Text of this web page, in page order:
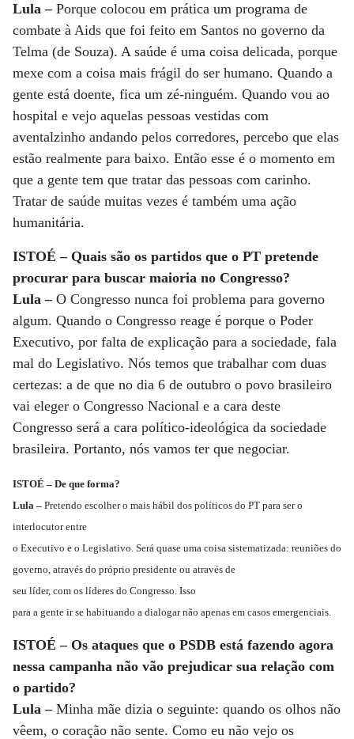
Lula –Porque colocou em prática um programa de
combate à Aids que foi feito em Santos no governo da
Telma (de Souza). A saúde é uma coisa delicada, porque
mexe com a coisa mais frágil do ser humano. Quando a
gente está doente, fica um zé-ninguém. Quando vou ao
hospital e vejo aquelas pessoas vestidas com
aventalzinho andando pelos corredores, percebo que elas
estão realmente para baixo. Então esse é o momento em
que a gente tem que tratar das pessoas com carinho.
Tratar de saúde muitas vezes é também uma ação
humanitária.
ISTOÉ – Quais são os partidos que o PT pretende
procurar para buscar maioria no Congresso?
Lula – O Congresso nunca foi problema para governo
algum. Quando o Congresso reage é porque o Poder
Executivo, por falta de explicação para a sociedade, fala
mal do Legislativo. Nós temos que trabalhar com duas
certezas: a de que no dia 6 de outubro o povo brasileiro
vai eleger o Congresso Nacional e a cara deste
Congresso será a cara político-ideológica da sociedade
brasileira. Portanto, nós vamos ter que negociar.
ISTOÉ – De que forma?
Lula – Pretendo escolher o mais hábil dos políticos do PT para ser o
interlocutor entre
o Executivo e o Legislativo. Será quase uma coisa sistematizada: reuniões do
governo, através do próprio presidente ou através de
seu líder, com os líderes do Congresso. Isso
para a gente ir se habituando a dialogar não apenas em casos emergenciais.
ISTOÉ – Os ataques que o PSDB está fazendo agora
nessa campanha não vão prejudicar sua relação com
o partido?
Lula –Minha mãe dizia o seguinte: quando os olhos não
vêem, o coração não sente. Como eu não vejo os